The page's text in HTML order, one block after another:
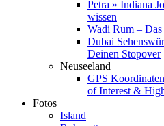
Petra » Indiana
wissen
Wadi Rum –
Dubai
Deinen Stopover
Neuseeland
GPS
of Interest &
Fotos
Island